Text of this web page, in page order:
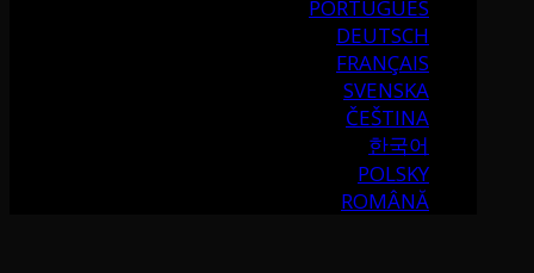
PORTUGUÉS
DEUTSCH
FRANÇAIS
SVENSKA
ČEŠTINA
한국어
POLSKY
ROMÂNĂ